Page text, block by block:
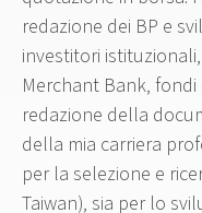
redazione dei BP e
investitori
Merchant Bank,
redazione della
della mia carriera
per la selezione e
Taiwan), sia per lo